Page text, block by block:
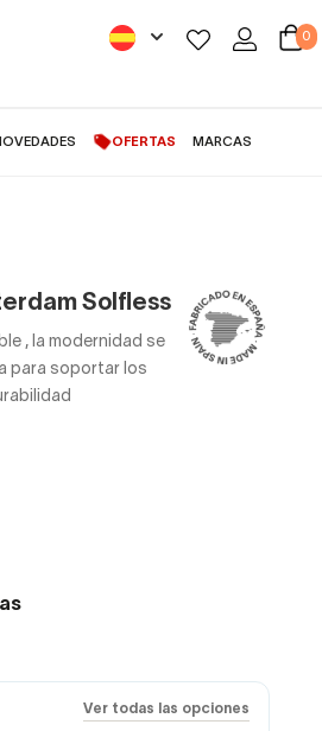
0
OFERTAS MARCAS
Solfless
, la modernidad se
para soportar los
Ver todas las opciones